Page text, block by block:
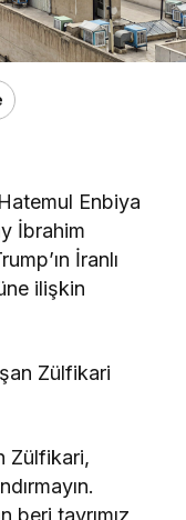
Enbiya
İbrahim​​​​​​​
İranlı
ilişkin
Zülfikari
Zülfikari,
beri tavrımız